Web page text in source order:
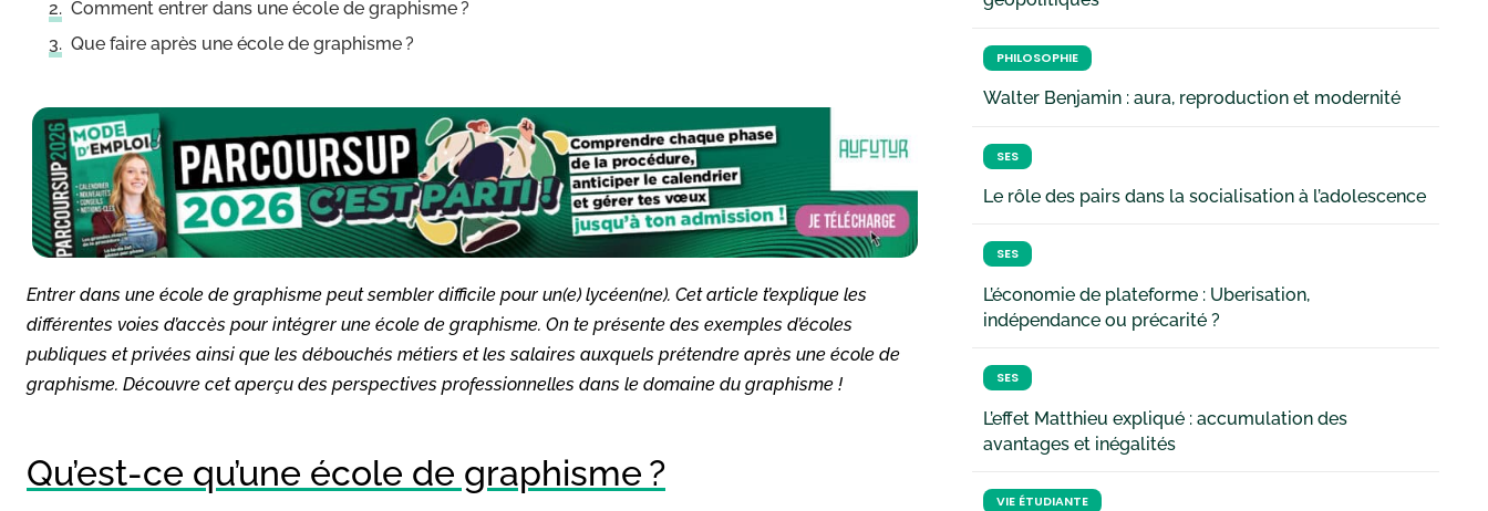
Comment entrer dans une école de graphisme ?
Que faire après une école de graphisme ?
Entrer dans une école de graphisme peut sembler difficile pour un(e) lycéen(ne). Cet article t’explique les
différentes voies d’accès pour intégrer une école de graphisme. On te présente des exemples d’écoles
publiques et privées ainsi que les débouchés métiers et les salaires auxquels prétendre après une école de
graphisme. Découvre cet aperçu des perspectives professionnelles dans le domaine du graphisme !
Qu’est-ce qu’une école de graphisme ?
PHILOSOPHIE
Walter Benjamin : aura, reproduction et modernité
SES
Le rôle des pairs dans la socialisation à l’adolescence
SES
L’économie de plateforme : Uberisation,
indépendance ou précarité ?
SES
L’effet Matthieu expliqué : accumulation des
avantages et inégalités
VIE ÉTUDIANTE